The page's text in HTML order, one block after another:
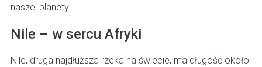
naszej planety.
Nile – w sercu Afryki
Nile, druga najdłuższa rzeka na świecie, ma długość około